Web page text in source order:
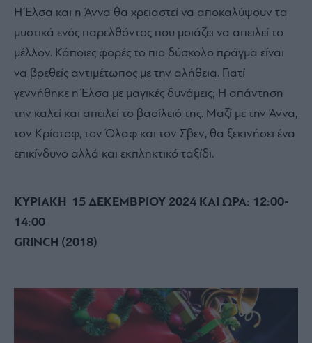
Η Έλσα και η Άννα θα χρειαστεί να αποκαλύψουν τα
μυστικά ενός παρελθόντος που μοιάζει να απειλεί το
μέλλον. Κάποιες φορές το πιο δύσκολο πράγμα είναι
να βρεθείς αντιμέτωπος με την αλήθεια. Γιατί
γεννήθηκε η Έλσα με μαγικές δυνάμεις; Η απάντηση
την καλεί και απειλεί το βασίλειό της. Μαζί με την Άννα,
τον Κρίστοφ, τον Όλαφ και τον Σβεν, θα ξεκινήσει ένα
επικίνδυνο αλλά και εκπληκτικό ταξίδι.
ΚΥΡΙΑΚΗ 15 ΔΕΚΕΜΒΡΙΟΥ 2024 ΚΑΙ ΩΡΑ: 12:00-
14:00
GRINCH (2018)